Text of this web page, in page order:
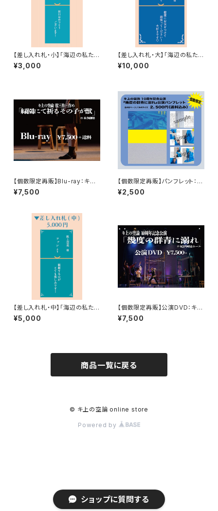
ショップに質問する
【差し入れ札・小】「海辺の私たち
は」差し入れ札
¥3,000
【差し入れ札・大】「海辺の私たち
は」差し入れ札
¥10,000
【個数限定再販】Blu-ray：キ上
の空論『緑園にて祈るその子が
獣』
¥7,500
【個数限定再販】パンフレット：キ
上の空論10周年記念公演『幾度
の群青に溺れ』
¥2,500
【差し入れ札・中】「海辺の私たち
は」差し入れ札
¥5,000
【個数限定再販】公演DVD：キ上
の空論10周年記念公演『幾度の
群青に溺れ』
¥7,500
商品一覧に戻る
© キ上の空論 online store
Powered by